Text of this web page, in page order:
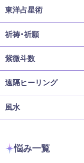
東洋占星術
祈祷・祈願
紫微斗数
遠隔ヒーリング
風水
悩み一覧